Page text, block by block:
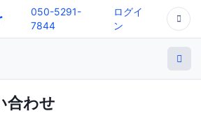
050-5291-
7844
ログイ
ン
合わせ